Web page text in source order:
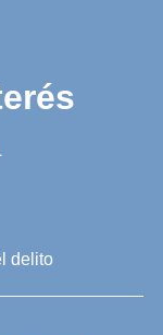
delito